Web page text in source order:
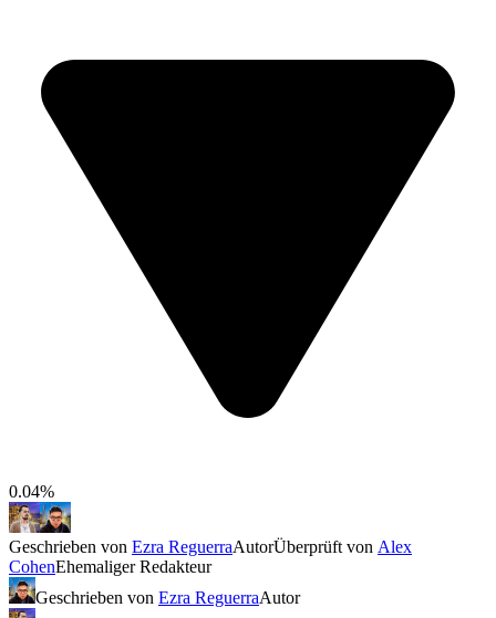
0.04%
Geschrieben von Ezra ReguerraAutorÜberprüft von Alex
CohenEhemaliger Redakteur
Geschrieben von Ezra ReguerraAutor